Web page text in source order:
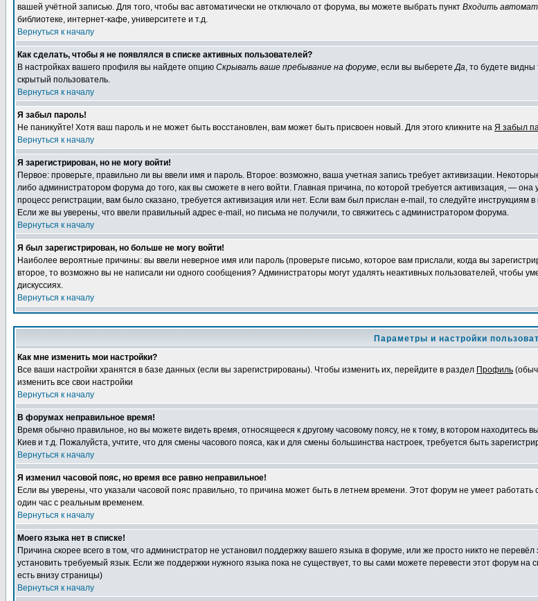
вашей учётной записью. Для того, чтобы вас автоматически не отключало от форума, вы можете выбрать пункт Входить
библиотеке, интернет-кафе, университете и т.д.
Вернуться к началу
Как сделать, чтобы я не появлялся в списке активных пользователей?
В настройках вашего профиля вы найдете опцию Скрывать ваше пребывание на форуме, если вы выберетеДа, то будете
скрытый пользователь.
Вернуться к началу
Я забыл пароль!
Не паникуйте! Хотя ваш пароль и не может быть восстановлен, вам может быть присвоен новый. Для этого кликните на Я забыл
Вернуться к началу
Я зарегистрирован, но не могу войти!
Первое: проверьте, правильно ли вы ввели имя и пароль. Второе: возможно, ваша учетная запись требует активизации.
либо администратором форума до того, как вы сможете в него войти. Главная причина, по которой требуется активизация, —
процесс регистрации, вам было сказано, требуется активизация или нет. Если вам был прислан e-mail, то следуйте
Если же вы уверены, что ввели правильный адрес e-mail, но письма не получили, то свяжитесь с администратором форума.
Вернуться к началу
Я был зарегистрирован, но больше не могу войти!
Наиболее вероятные причины: вы ввели неверное имя или пароль (проверьте письмо, которое вам прислали, когда вы
второе, то возможно вы не написали ни одного сообщения? Администраторы могут удалять неактивных пользователей, чтобы
дискуссиях.
Вернуться к началу
Параметры и настройки
Как мне изменить мои настройки?
Все ваши настройки хранятся в базе данных (если вы зарегистрированы). Чтобы изменить их, перейдите в раздел Профиль
изменить все свои настройки
Вернуться к началу
В форумах неправильное время!
Время обычно правильное, но вы можете видеть время, относящееся к другому часовому поясу, не к тому, в котором находитесь
Киев и т.д. Пожалуйста, учтите, что для смены часового пояса, как и для смены большинства настроек, требуется быть
Вернуться к началу
Я изменил часовой пояс, но время все равно неправильное!
Если вы уверены, что указали часовой пояс правильно, то причина может быть в летнем времени. Этот форум не умеет
один час с реальным временем.
Вернуться к началу
Моего языка нет в списке!
Причина скорее всего в том, что администратор не установил поддержку вашего языка в форуме, или же просто никто не
установить требуемый язык. Если же поддержки нужного языка пока не существует, то вы сами можете перевести этот форум
есть внизу страницы)
Вернуться к началу